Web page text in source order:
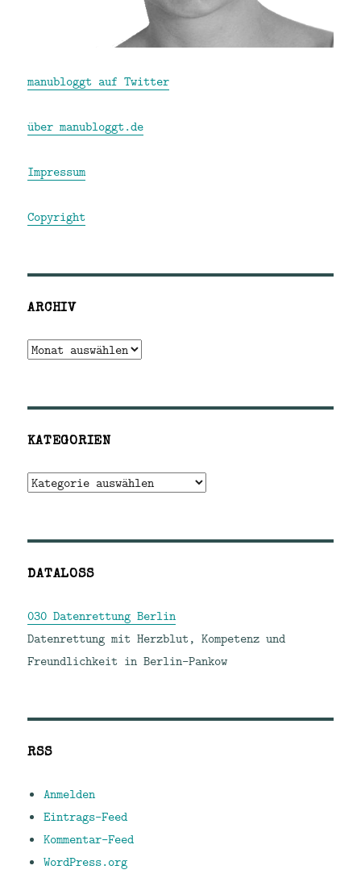
manubloggt auf Twitter
über manubloggt.de
Impressum
Copyright
ARCHIV
Archiv
KATEGORIEN
Kategorien
DATALOSS
030 Datenrettung Berlin
Datenrettung mit Herzblut, Kompetenz und
Freundlichkeit in Berlin-Pankow
RSS
Anmelden
Eintrags-Feed
Kommentar-Feed
WordPress.org